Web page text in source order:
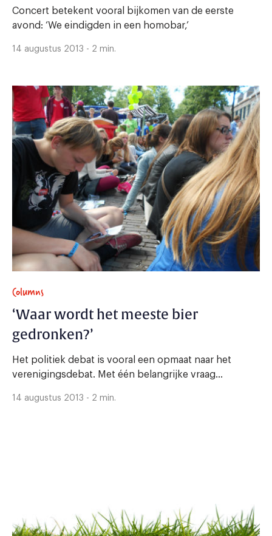
Concert betekent vooral bijkomen van de eerste
avond: ‘We eindigden in een homobar,’
14 augustus 2013 - 2 min.
Columns
‘Waar wordt het meeste bier
gedronken?’
Het politiek debat is vooral een opmaat naar het
verenigingsdebat. Met één belangrijke vraag...
14 augustus 2013 - 2 min.